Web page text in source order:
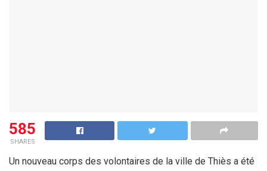
585
SHARES
Un nouveau corps des volontaires de la ville de Thiès a été